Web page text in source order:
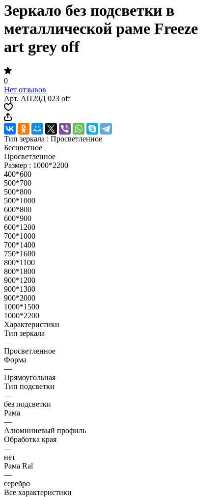
Зеркало без подсветки в
металлической раме Freeze
art grey off
0
Нет отзывов
Арт. АП20Д 023 off
Тип зеркала : Просветленное
Бесцветное
Просветленное
Размер : 1000*2200
400*600
500*700
500*800
500*1000
600*800
600*900
600*1200
700*1000
700*1400
750*1600
800*1100
800*1800
900*1200
900*1300
900*2000
1000*1500
1000*2200
Характеристики
Тип зеркала
—
Просветленное
Форма
—
Прямоугольная
Тип подсветки
—
без подсветки
Рама
—
Алюминиевый профиль
Обработка края
—
нет
Рама Ral
—
серебро
Все характеристики